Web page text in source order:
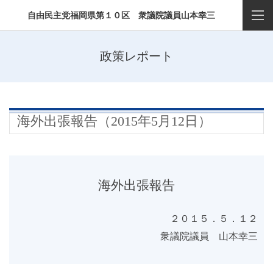
自由民主党福岡県第１０区 衆議院議員山本幸三
政策レポート
海外出張報告（2015年5月12日）
海外出張報告
２０１５．５．１２
衆議院議員 山本幸三